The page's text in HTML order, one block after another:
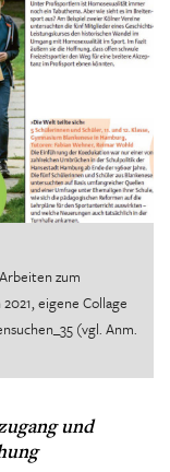
zum
eigene Collage
(vgl. Anm.
und